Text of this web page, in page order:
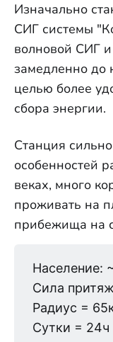
Изначально
СИГ системы
волновой СИГ
замедленно до
целью более
сбора энергии.
Станция
особенностей
веках, много
проживать на
прибежища на
Население:
Сила
Радиус =
Сутки = 24ч